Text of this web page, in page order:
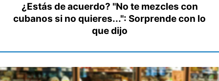
¿Estás de acuerdo? "No te mezcles con
cubanos si no quieres...": Sorprende con lo
que dijo